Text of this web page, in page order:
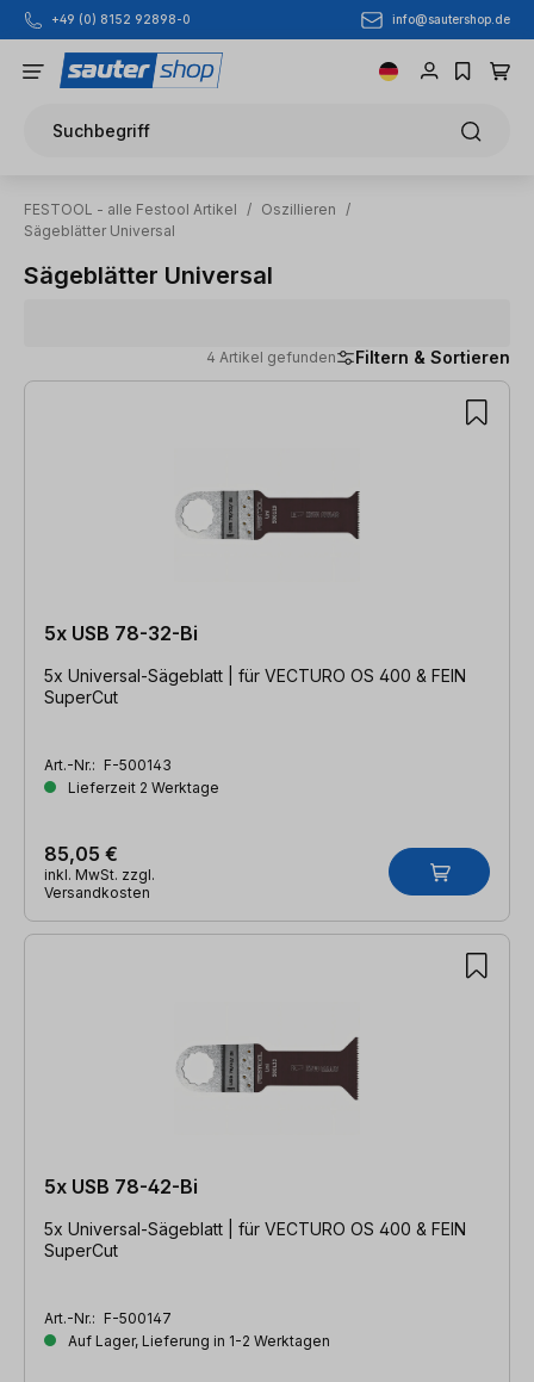
Zum Hauptinhalt springen
+49 (0) 8152 92898-0 info@sautershop.de
Suchbegriff
FESTOOL - alle Festool Artikel / Oszillieren
/
Sägeblätter Universal
Sägeblätter Universal
4 Artikel gefunden Filtern & Sortieren
4 Artikel gefunden
5x USB 78-32-Bi
5x Universal-Sägeblatt | für VECTURO OS 400 & FEIN
SuperCut
Art.-Nr.: F-500143
Lieferzeit 2 Werktage
85,05 €
inkl. MwSt. zzgl.
Versandkosten
5x USB 78-42-Bi
5x Universal-Sägeblatt | für VECTURO OS 400 & FEIN
SuperCut
Art.-Nr.: F-500147
Auf Lager, Lieferung in 1-2 Werktagen